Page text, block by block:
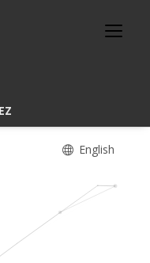
English